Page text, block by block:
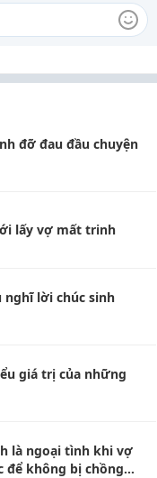
đỡ đau đầu chuyện
lấy vợ mất trinh
nghĩ lời chúc sinh
giá trị của những
là ngoại tình khi vợ
để không bị chồng